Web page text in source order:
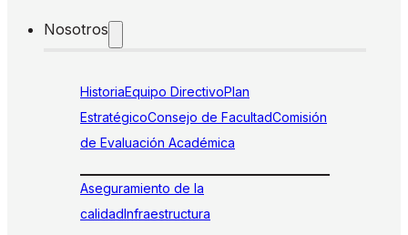
Nosotros
HistoriaEquipo DirectivoPlan
EstratégicoConsejo de FacultadComisión
de Evaluación Académica
Aseguramiento de la
calidadInfraestructura